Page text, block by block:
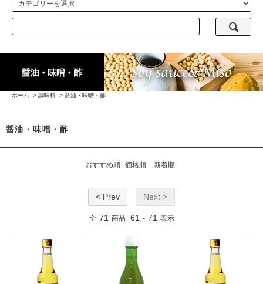
ホーム > 調味料 > 醤油・味噌・酢
醤油・味噌・酢
おすすめ順 価格順 新着順
< Prev Next >
全 71 商品 61 - 71 表示